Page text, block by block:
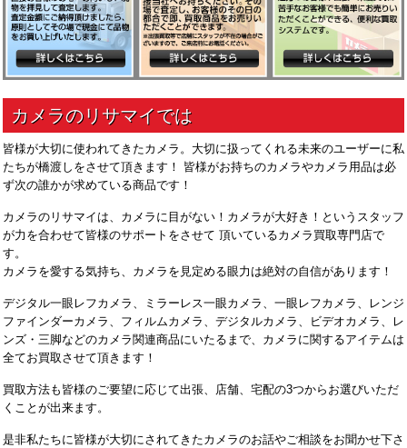
皆様が大切に使われてきたカメラ。大切に扱ってくれる未来のユーザーに私
たちが橋渡しをさせて頂きます！ 皆様がお持ちのカメラやカメラ用品は必
ず次の誰かが求めている商品です！
カメラのリサマイは、カメラに目がない！カメラが大好き！というスタッフ
が力を合わせて皆様のサポートをさせて 頂いているカメラ買取専門店で
す。
カメラを愛する気持ち、カメラを見定める眼力は絶対の自信があります！
デジタル一眼レフカメラ、ミラーレス一眼カメラ、一眼レフカメラ、レンジ
ファインダーカメラ、フィルムカメラ、デジタルカメラ、ビデオカメラ、レ
ンズ・三脚などのカメラ関連商品にいたるまで、カメラに関するアイテムは
全てお買取させて頂きます！
買取方法も皆様のご要望に応じて出張、店舗、宅配の3つからお選びいただ
くことが出来ます。
是非私たちに皆様が大切にされてきたカメラのお話やご相談をお聞かせ下さ